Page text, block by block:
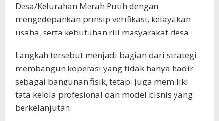
Desa/Kelurahan Merah Putih dengan
mengedepankan prinsip verifikasi, kelayakan
usaha, serta kebutuhan riil masyarakat desa.
Langkah tersebut menjadi bagian dari strategi
membangun koperasi yang tidak hanya hadir
sebagai bangunan fisik, tetapi juga memiliki
tata kelola profesional dan model bisnis yang
berkelanjutan.